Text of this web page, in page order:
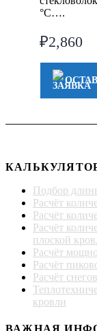
°C….
₽2,860
Подбор
Расчёт
Расчёт
Расчёт
плоской
Расчёт
Расчёт
Расчёт
кровли